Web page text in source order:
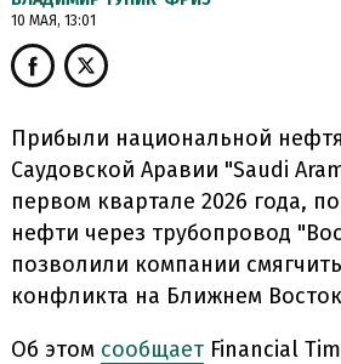
10 МАЯ, 13:01
Прибыли национальной
Саудовской Аравии "Saudi
первом квартале 2026 года,
нефти через трубопровод
позволили компании
конфликта на Ближнем
Об этом сообщает Financial